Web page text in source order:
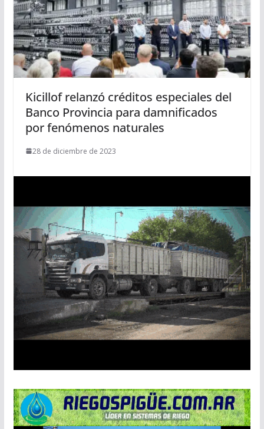
Kicillof relanzó créditos especiales del
Banco Provincia para damnificados
por fenómenos naturales
28 de diciembre de 2023